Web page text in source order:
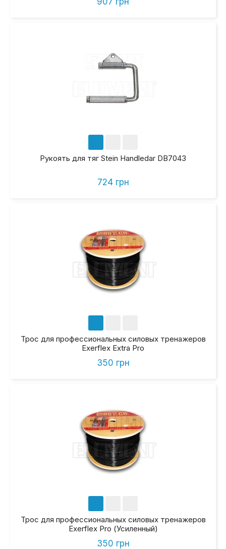
Рукоять для тяг Stein Handledar DB7043
724 грн
Трос для профессиональных силовых тренажеров
Exerflex Extra Pro
350 грн
Трос для профессиональных силовых тренажеров
Exerflex Pro (Усиленный)
350 грн